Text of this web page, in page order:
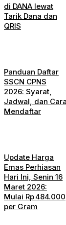
di DANA lewat
Tarik Dana dan
QRIS
Panduan Daftar
SSCN CPNS
2026: Syarat,
Jadwal, dan Cara
Mendaftar
Update Harga
Emas Perhiasan
Hari Ini, Senin 16
Maret 2026:
Mulai Rp 484.000
per Gram